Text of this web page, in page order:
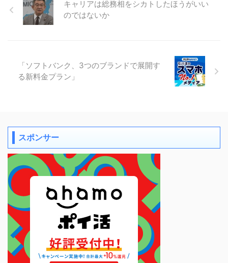
キャリアは総務相をシカトしたほうがいい
のではないか
「ソフトバンク、3つのブランドで展開す
る新料金プラン」
スポンサー